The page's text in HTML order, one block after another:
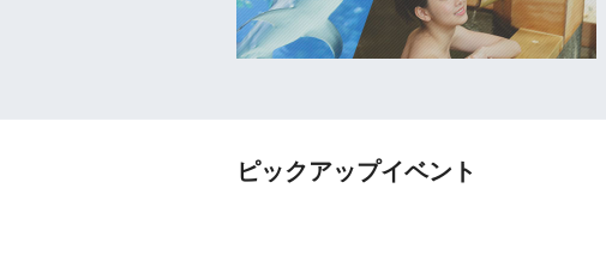
ピックアップイベント